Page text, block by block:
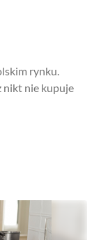
rynku.
nikt nie kupuje